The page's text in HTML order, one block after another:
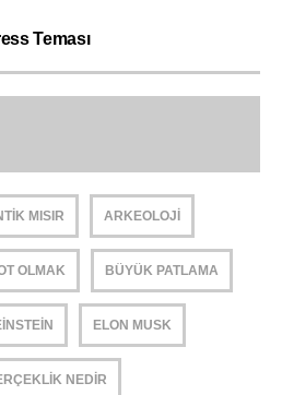
Teması
MISIR ARKEOLOJI
OLMAK BÜYÜK PATLAMA
ELON MUSK
NEDIR